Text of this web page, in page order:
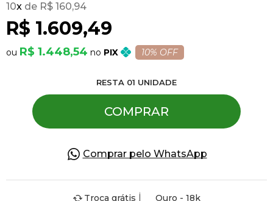
R$ 1.609,49
10x R$ 160,94
R$ 1.448,54 PIX 10% OFF
RESTA 01 UNIDADE
COMPRAR
Comprar pelo WhatsApp
Troca grátis Ouro - 18k
Pulseiras
Piercing
Pedras Preciosas